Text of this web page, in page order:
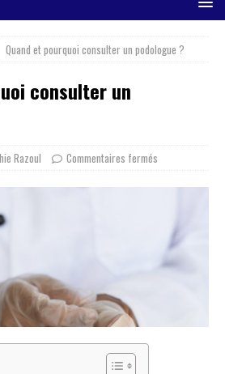
Quand et pourquoi consulter un podologue ?
consulter un
Razoul Commentaires fermés